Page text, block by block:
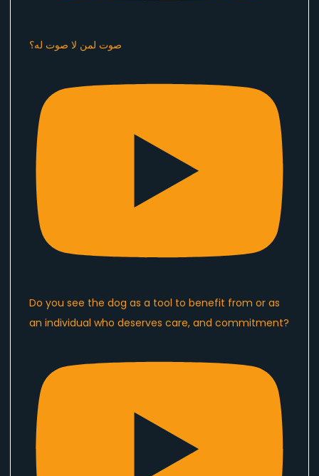
صوت لمن لا صوت له؟
Do you see the dog as a tool to benefit from or as
an individual who deserves care, and commitment?